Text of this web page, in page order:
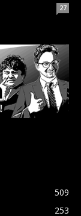
27
509
253